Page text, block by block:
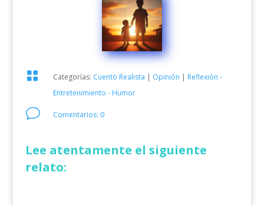
 Categorías: Cuento Realista | Opinión | Reflexión -
Entretenimiento - Humor
v Comentarios: 0
Lee atentamente el siguiente
relato: